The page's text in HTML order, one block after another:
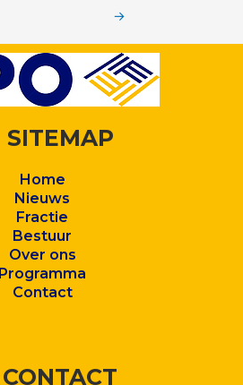
→
SITEMAP
Home
Nieuws
Fractie
Bestuur
Over ons
Programma
Contact
CONTACT